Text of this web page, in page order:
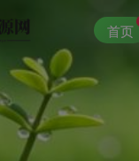
首页